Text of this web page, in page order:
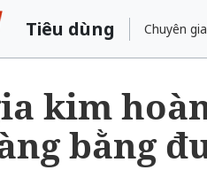
Tiêu dùng Chuyên
kim
bằng